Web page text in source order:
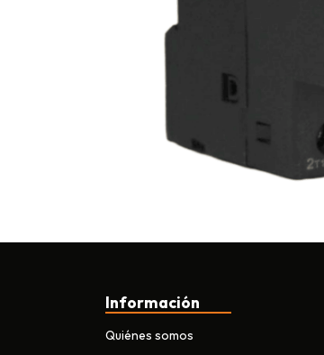
Información
Quiénes somos